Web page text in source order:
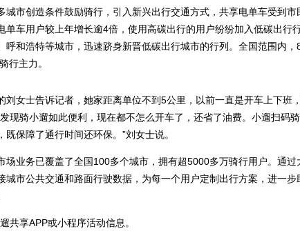
城市创造条件鼓励骑行，引入新兴出行交通方式，共享电单车受到
单车用户较上年增长逾4倍，使用高碳出行的用户纷纷加入低碳出行
呼和浩特等城市，迅速跻身新晋低碳出行城市的行列。全国范围内，
行主力。
刘女士告诉记者，她家距离单位不到5公里，以前一直是开车上下班
现骑小遛如此便利，现在都不怎么开车了，还省了油费。小遛扫码
既保障了通行时间还环保。”刘女士说。
场业务已覆盖了全国100多个城市，拥有超5000多万骑行用户。通过
城市公共交通和路面行驶数据，为每一个用户定制出行方案，进一步
共享APP或小程序活动信息。